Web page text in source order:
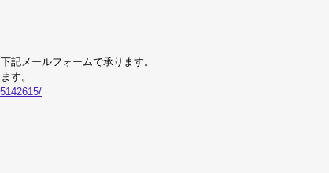
記メールフォームで承ります。
す。